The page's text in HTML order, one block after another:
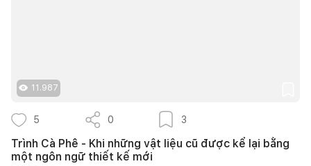
11.987
5 0 3
Trình Cà Phê - Khi những vật liệu cũ được kể lại bằng
một ngôn ngữ thiết kế mới